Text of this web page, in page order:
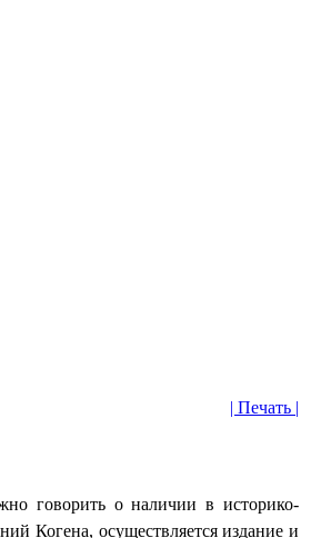
| Печать |
говорить о наличии в историко-
Когена, осуществляется издание и